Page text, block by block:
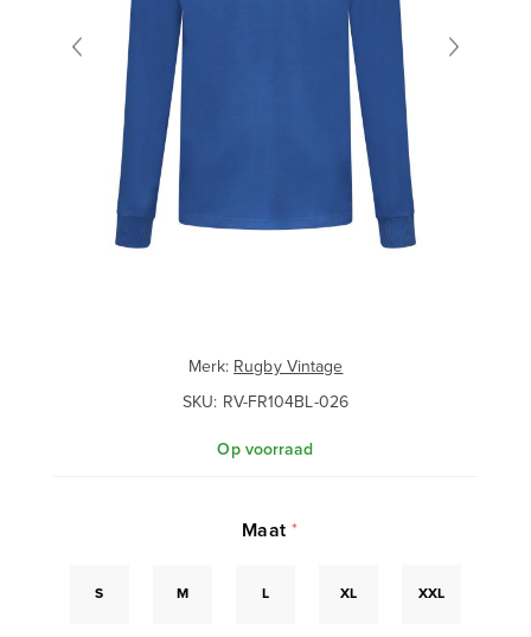
Merk: Rugby Vintage
SKU: RV-FR104BL-026
Op voorraad
Maat*
S M L XL XXL